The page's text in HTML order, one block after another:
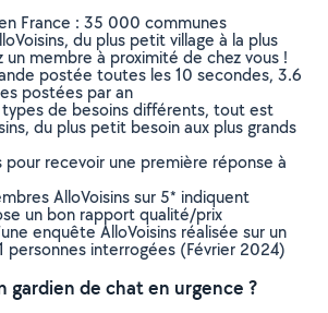
France : 35 000 communes
du plus petit village à la plus
un membre à proximité de chez vous !
postée toutes les 10 secondes, 3.6
postées par an
de besoins différents, tout est
du plus petit besoin aux plus grands
pour recevoir une première réponse à
AlloVoisins sur 5* indiquent
un bon rapport qualité/prix
enquête AlloVoisins réalisée sur un
personnes interrogées (Février 2024)
gardien de chat en urgence ?